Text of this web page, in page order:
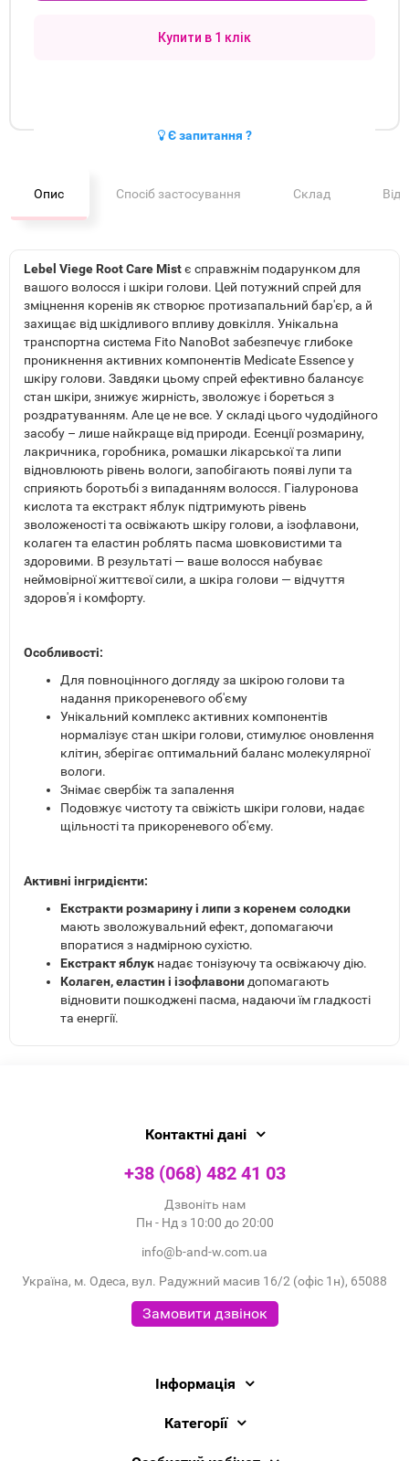
Купити в 1 клік
Є запитання ?
Опис Спосіб застосування Склад
Lebel Viege Root Care Mistє справжнім подарунком для
вашого волосся і шкіри голови. Цей потужний спрей для
зміцнення коренів як створює протизапальний бар'єр, а й
захищає від шкідливого впливу довкілля. Унікальна
транспортна система Fito NanoBot забезпечує глибоке
проникнення активних компонентів Medicate Essence у
шкіру голови. Завдяки цьому спрей ефективно балансує
стан шкіри, знижує жирність, зволожує і бореться з
роздратуванням. Але це не все. У складі цього чудодійного
засобу – лише найкраще від природи. Есенції розмарину,
лакричника, горобника, ромашки лікарської та липи
відновлюють рівень вологи, запобігають появі лупи та
сприяють боротьбі з випаданням волосся. Гіалуронова
кислота та екстракт яблук підтримують рівень
зволоженості та освіжають шкіру голови, а ізофлавони,
колаген та еластин роблять пасма шовковистими та
здоровими. В результаті — ваше волосся набуває
неймовірної життєвої сили, а шкіра голови — відчуття
здоров'я і комфорту.
Особливості:
Для повноцінного догляду за шкірою голови та
надання прикореневого об'єму
Унікальний комплекс активних компонентів
нормалізує стан шкіри голови, стимулює оновлення
клітин, зберігає оптимальний баланс молекулярної
вологи.
Знімає свербіж та запалення
Подовжує чистоту та свіжість шкіри голови, надає
щільності та прикореневого об'єму.
Активні інгридієнти:
Екстракти розмарину і липи з коренем солодки
мають зволожувальний ефект, допомагаючи
впоратися з надмірною сухістю.
Екстракт яблук надає тонізуючу та освіжаючу дію.
Колаген, еластин і ізофлавони допомагають
відновити пошкоджені пасма, надаючи їм гладкості
та енергії.
Контактні дані
+38 (068) 482 41 03
Дзвоніть нам
Пн - Нд з 10:00 до 20:00
info@b-and-w.com.ua
Україна, м. Одеса, вул. Радужний масив 16/2 (офіс 1н), 65088
Замовити дзвінок
Інформація
Категорії